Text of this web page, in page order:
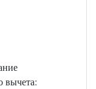
вычета: